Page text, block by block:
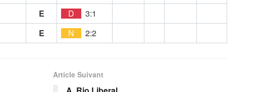
E D
3:1
E N 2:2
Article Suivant